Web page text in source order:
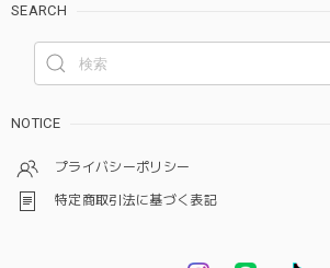
SEARCH
NOTICE
プライバシーポリシー
特定商取引法に基づく表記